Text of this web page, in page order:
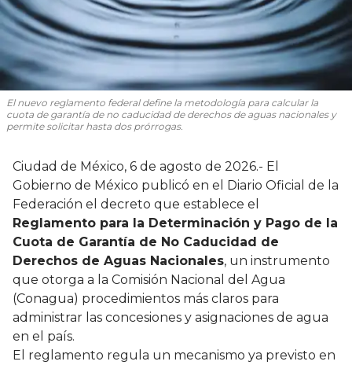
El nuevo reglamento federal define la metodología para calcular la
cuota de garantía de no caducidad de derechos de aguas nacionales y
permite solicitar hasta dos prórrogas.
Ciudad de México, 6 de agosto de 2026.- El
Gobierno de México publicó en el Diario Oficial de la
Federación el decreto que establece el
Reglamento para la Determinación y Pago de la
Cuota de Garantía de No Caducidad de
Derechos de Aguas Nacionales, un instrumento
que otorga a la Comisión Nacional del Agua
(Conagua) procedimientos más claros para
administrar las concesiones y asignaciones de agua
en el país.
El reglamento regula un mecanismo ya previsto en